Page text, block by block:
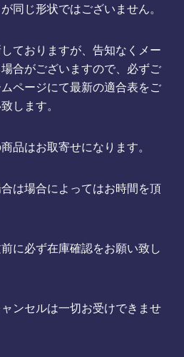
同じ形状ではございません。
ておりますが、告知なくメー
合がございますので、必ずご
ページにて最新の適合表をご
します。
品はお取寄せになります。
は場合によってはお時間を頂
に必ず在庫確認をお願い致し
ンセルは一切お受けできませ